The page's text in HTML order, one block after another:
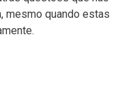
mesmo quando estas